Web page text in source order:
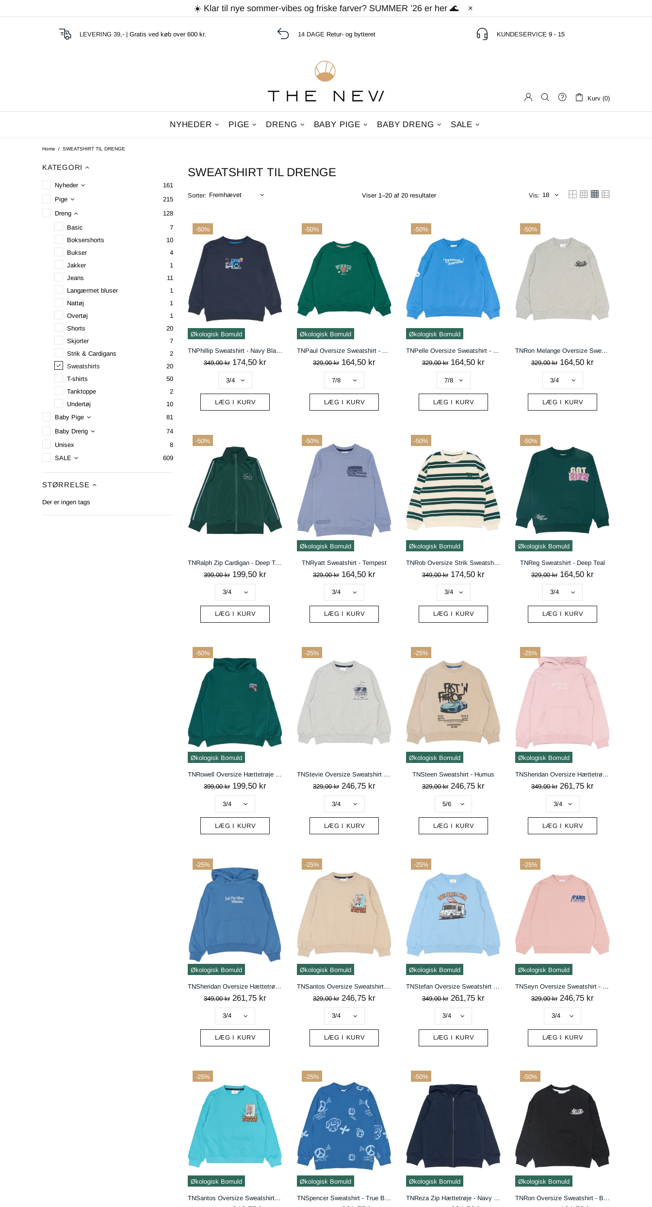
☀️ Klar til nye sommer-vibes og friske farver? SUMMER ’26 er her 🌊
LEVERING 39,- | Gratis ved køb over 600 kr. 14 DAGE Retur- og bytteret KUNDESERVICE9 - 15
Kurv (0)
NYHEDER PIGE DRENG BABY PIGE BABY DRENG SALE
Home SWEATSHIRT TIL DRENGE
KATEGORI
Nyheder
161
Pige
215
Dreng
128
Basic
7
Boksershorts
10
Bukser
4
Jakker
1
Jeans
11
Langærmet bluser
1
Nattøj
1
Overtøj
1
Shorts
20
Skjorter
7
Strik & Cardigans
2
Sweatshirts
20
T-shirts
50
Tanktoppe
2
Undertøj
10
Baby Pige
81
Baby Dreng
74
Unisex
8
SALE
609
STØRRELSE
Der er ingen tags
SWEATSHIRT TIL DRENGE
Sorter: Viser 1–20 af 20 resultater Vis:
-50%
Økologisk Bomuld
TNPhillip Sweatshirt - Navy Blazer
349,00 kr 174,50 kr
LÆG I KURV
-50%
Økologisk Bomuld
TNPaul Oversize Sweatshirt - Alpine Green
329,00 kr 164,50 kr
LÆG I KURV
-50%
Økologisk Bomuld
TNPelle Oversize Sweatshirt - Campanula
329,00 kr 164,50 kr
LÆG I KURV
-50%
TNRon Melange Oversize Sweatshirt - Light Grey Melange
329,00 kr 164,50 kr
LÆG I KURV
-50%
TNRalph Zip Cardigan - Deep Teal
399,00 kr 199,50 kr
LÆG I KURV
-50%
Økologisk Bomuld
TNRyatt Sweatshirt - Tempest
329,00 kr 164,50 kr
LÆG I KURV
-50%
Økologisk Bomuld
TNRob Oversize Strik Sweatshirt - Deep Teal Striped
349,00 kr 174,50 kr
LÆG I KURV
-50%
Økologisk Bomuld
TNReg Sweatshirt - Deep Teal
329,00 kr 164,50 kr
LÆG I KURV
-50%
Økologisk Bomuld
TNRowell Oversize Hættetrøje - Deep Teal
399,00 kr 199,50 kr
LÆG I KURV
-25%
TNStevie Oversize Sweatshirt - Light Grey Melange
329,00 kr 246,75 kr
LÆG I KURV
-25%
Økologisk Bomuld
TNSteen Sweatshirt - Humus
329,00 kr 246,75 kr
LÆG I KURV
-25%
Økologisk Bomuld
TNSheridan Oversize Hættetrøje - Silver Pink
349,00 kr 261,75 kr
LÆG I KURV
-25%
Økologisk Bomuld
TNSheridan Oversize Hættetrøje - True Blue
349,00 kr 261,75 kr
LÆG I KURV
-25%
Økologisk Bomuld
TNSantos Oversize Sweatshirt - Humus
329,00 kr 246,75 kr
LÆG I KURV
-25%
Økologisk Bomuld
TNStefan Oversize Sweatshirt - Forever Blue
349,00 kr 261,75 kr
LÆG I KURV
-25%
Økologisk Bomuld
TNSeyn Oversize Sweatshirt - Silver Pink
329,00 kr 246,75 kr
LÆG I KURV
-25%
Økologisk Bomuld
TNSantos Oversize Sweatshirt - Maui Blue
-25%
Økologisk Bomuld
TNSpencer Sweatshirt - True Blue AOP
-50%
Økologisk Bomuld
TNReza Zip Hættetrøje - Navy Blazer
-50%
Økologisk Bomuld
TNRon Oversize Sweatshirt - Black Beauty
handelsbetingelser
AFVIS